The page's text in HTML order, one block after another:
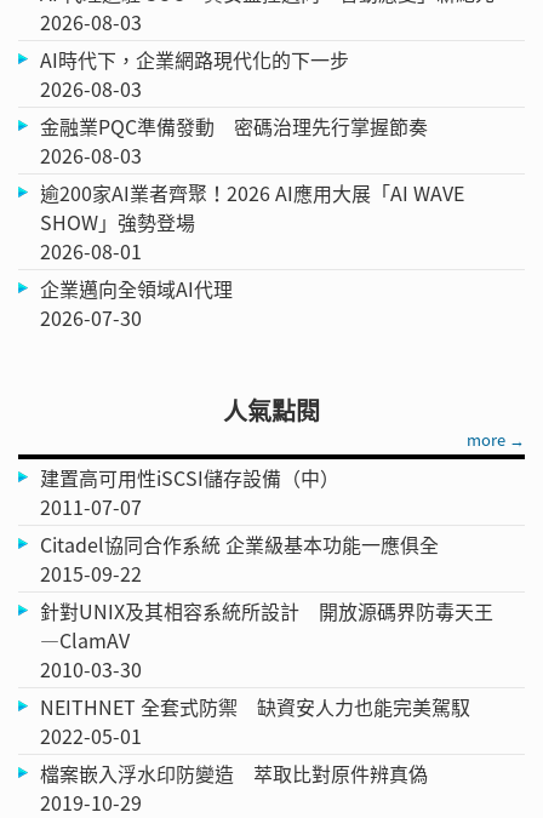
2026-08-03
AI時代下，企業網路現代化的下一步
2026-08-03
金融業PQC準備發動 密碼治理先行掌握節奏
2026-08-03
逾200家AI業者齊聚！2026 AI應用大展「AI WAVE
SHOW」強勢登場
2026-08-01
企業邁向全領域AI代理
2026-07-30
人氣點閱
more →
建置高可用性iSCSI儲存設備（中）
2011-07-07
Citadel協同合作系統 企業級基本功能一應俱全
2015-09-22
針對UNIX及其相容系統所設計 開放源碼界防毒天王
—ClamAV
2010-03-30
NEITHNET 全套式防禦 缺資安人力也能完美駕馭
2022-05-01
檔案嵌入浮水印防變造 萃取比對原件辨真偽
2019-10-29